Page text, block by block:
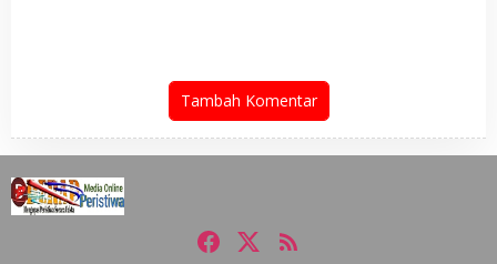
Tambah Komentar